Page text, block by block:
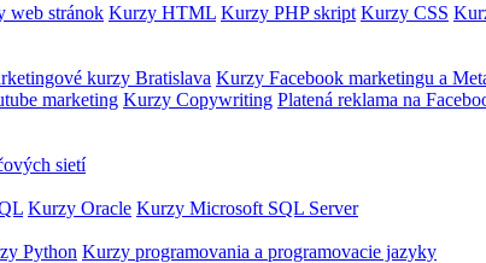
web stránok Kurzy HTML Kurzy PHP skript Kurzy CSS
kurzy Bratislava Kurzy Facebook marketingu a
marketing Kurzy Copywriting Platená reklama na
sietí
Kurzy Oracle Kurzy Microsoft SQL Server
Python Kurzy programovania a programovacie jazyky